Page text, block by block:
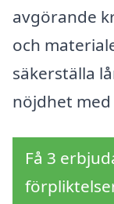
avgörande
och
säkerställa
nöjdhet
Få 3